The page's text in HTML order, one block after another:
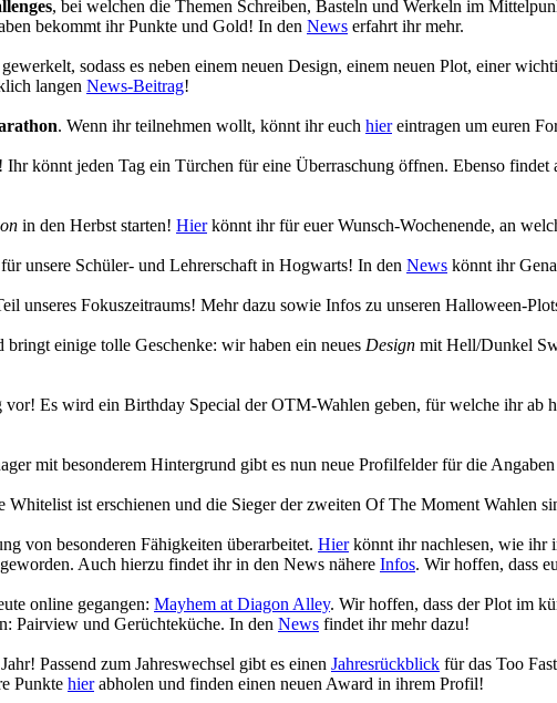
, bei welchen die Themen Schreiben, Basteln und Werkeln im
bekommt ihr Punkte und Gold! In den News erfahrt ihr mehr.
sodass es neben einem neuen Design, einem neuen Plot, einer
langen News-Beitrag!
. Wenn ihr teilnehmen wollt, könnt ihr euch hiereintragen um euren
könnt jeden Tag ein Türchen für eine Überraschung öffnen. Ebenso findet
in den Herbst starten! Hierkönnt ihr für euer Wunsch-Wochenende, an
für unsere Schüler- und Lehrerschaft in Hogwarts! In den News könnt ihr
unseres Fokuszeitraums! Mehr dazu sowie Infos zu unseren Halloween-
einige tolle Geschenke: wir haben ein neues Design mit Hell/Dunkel
vor! Es wird ein Birthday Special der OTM-Wahlen geben, für welche ihr
mit besonderem Hintergrund gibt es nun neue Profilfelder für die
Whitelist ist erschienen und die Sieger der zweiten Of The Moment Wahlen
von besonderen Fähigkeiten überarbeitet. Hierkönnt ihr nachlesen, wie ihr
Auch hierzu findet ihr in den News nähere Infos. Wir hoffen, dass
online gegangen: Mayhem at Diagon Alley. Wir hoffen, dass der Plot im
Pairview und Gerüchteküche. In den News findet ihr mehr dazu!
Passend zum Jahreswechsel gibt es einen Jahresrückblick für das Too
Punkte hierabholen und finden einen neuen Award in ihrem Profil!